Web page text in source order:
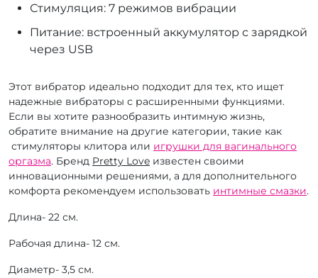
Стимуляция: 7 режимов вибрации
Питание: встроенный аккумулятор с зарядкой
через USB
Этот вибратор идеально подходит для тех, кто ищет
надежные вибраторы с расширенными функциями.
Если вы хотите разнообразить интимную жизнь,
обратите внимание на другие категории, такие как
стимуляторы клитора или игрушки для вагинального
оргазма. Бренд Pretty Love известен своими
инновационными решениями, а для дополнительного
комфорта рекомендуем использовать интимные смазки.
Длина- 22 см.
Рабочая длина- 12 см.
Диаметр- 3,5 см.